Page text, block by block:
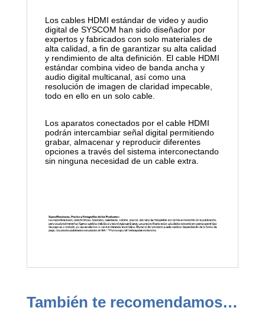
Los cables HDMI estándar de video y audio
digital de SYSCOM han sido diseñador por
expertos y fabricados con solo materiales de
alta calidad, a fin de garantizar su alta calidad
y rendimiento de alta definición. El cable HDMI
estándar combina video de banda ancha y
audio digital multicanal, así como una
resolución de imagen de claridad impecable,
todo en ello en un solo cable.
Los aparatos conectados por el cable HDMI
podrán intercambiar señal digital permitiendo
grabar, almacenar y reproducir diferentes
opciones a través del sistema interconectando
sin ninguna necesidad de un cable extra.
También te recomendamos…